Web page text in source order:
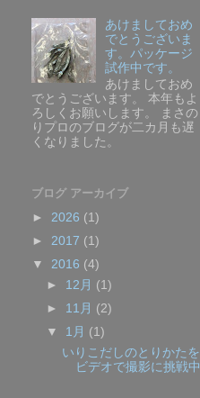
あけましておめ
でとうございま
す。パッケージ
試作中です。
あけましておめ
でとうございます。 本年もよ
ろしくお願いします。 まさの
りプロのブログが二カ月も遅
くなりました。
ブログ アーカイブ
► 2026 (1)
► 2017 (1)
▼ 2016 (4)
► 12月 (1)
► 11月 (2)
▼ 1月 (1)
いりこだしのとりかたを
ビデオで撮影に挑戦中